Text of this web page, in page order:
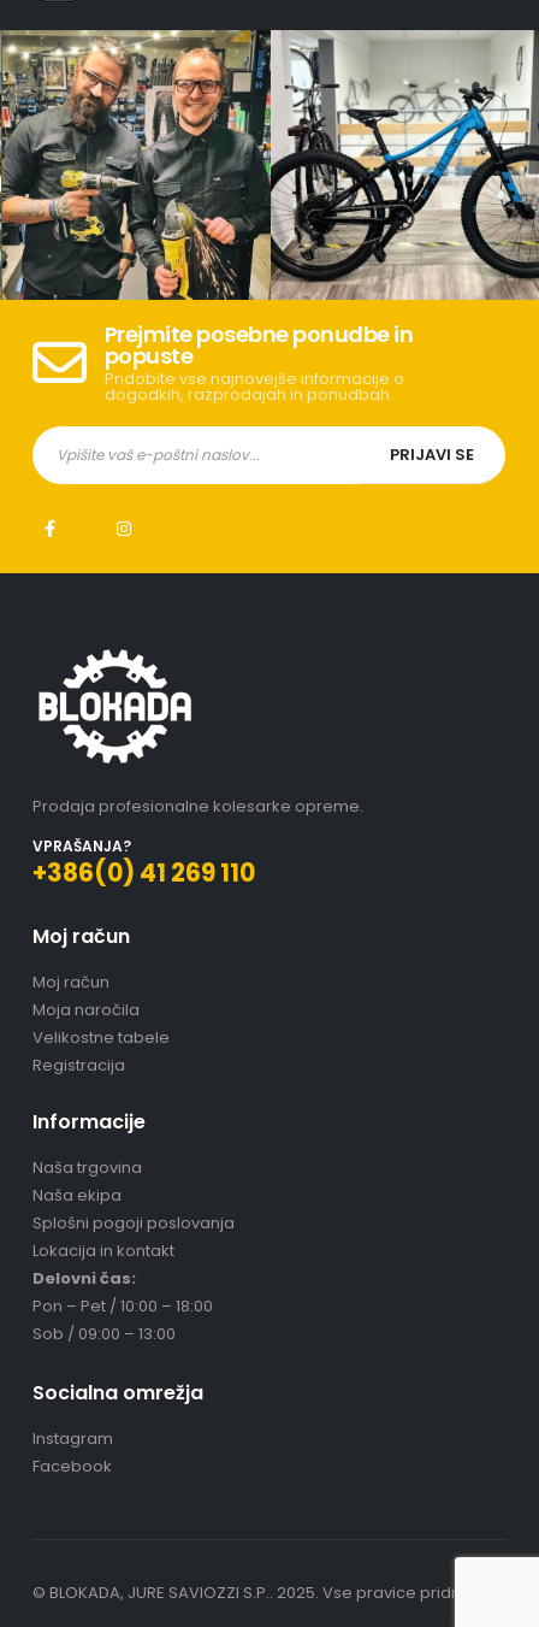
Prejmite posebne ponudbe in
popuste
Pridobite vse najnovejše informacije o
dogodkih, razprodajah in ponudbah.
Prodaja profesionalne kolesarke opreme.
VPRAŠANJA?
+386(0) 41 269 110
Moj račun
Moj račun
Moja naročila
Velikostne tabele
Registracija
Informacije
Naša trgovina
Naša ekipa
Splošni pogoji poslovanja
Lokacija in kontakt
Delovni čas:
Pon – Pet / 10:00 – 18:00
Sob / 09:00 – 13:00
Socialna omrežja
Instagram
Facebook
© BLOKADA, JURE SAVIOZZI S.P.. 2025. Vse pravice pridržane